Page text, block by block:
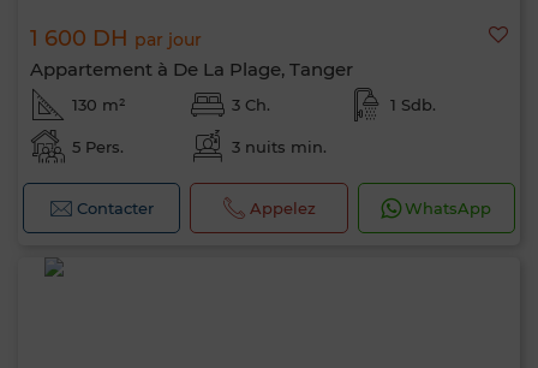
1 600 DH par jour
Appartement à De La Plage, Tanger
130 m² 3 Ch. 1 Sdb.
5 Pers. 3 nuits min.
Contacter Appelez WhatsApp